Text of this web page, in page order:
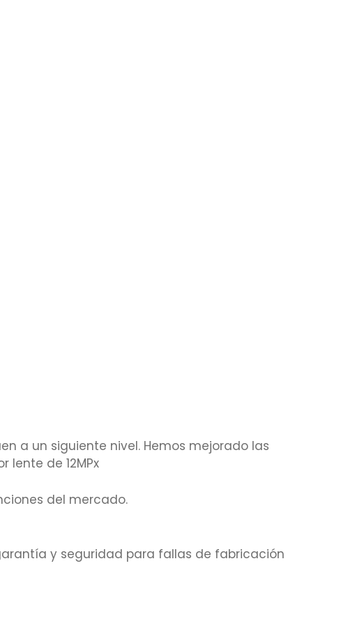
a un siguiente nivel. Hemos mejorado las
de 12MPx
del mercado.
y seguridad para fallas de fabricación